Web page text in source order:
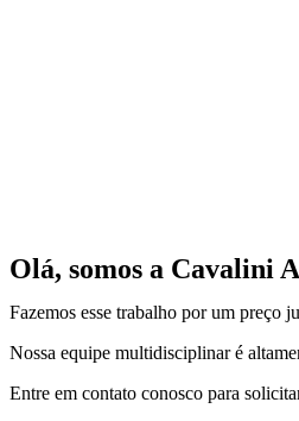
Olá, somos a Cavalini
Fazemos esse trabalho por um preço
Nossa equipe multidisciplinar é
Entre em contato conosco para